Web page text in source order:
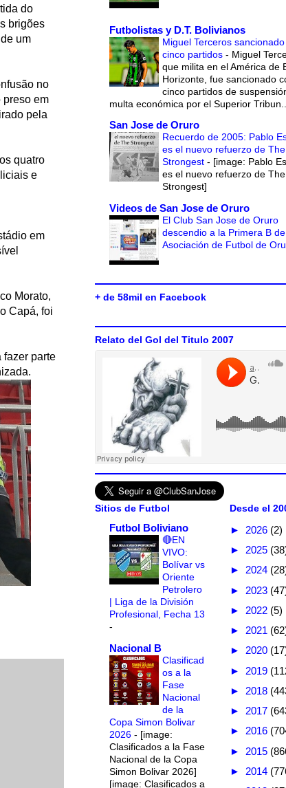
do
brigões
um
no
preso em
pela
quatro
e
em
Morato,
Capá, foi
fazer parte
Futbolistas y D.T. Bolivianos
Miguel Terceros
cinco partidos - Miguel
que milita en el América de
Horizonte, fue sancionado
cinco partidos de
multa económica por el Superior
San Jose de Oruro
Recuerdo de 2005: Pablo
es el nuevo refuerzo de The
Strongest - [image: Pablo
es el nuevo refuerzo de The
Strongest]
Videos de San Jose de Oruro
El Club San Jose de Oruro
descendio a la Primera B
Asociación de Futbol de
+ de 58mil en Facebook
Relato del Gol del Titulo 2007
Sitios de Futbol
Futbol Boliviano
🔴EN
VIVO:
Bolívar vs
Oriente
Petrolero
| Liga de la División
Profesional, Fecha 13
-
Nacional B
Clasificad
os a la
Fase
Nacional
de la
Copa Simon Bolivar
2026 - [image:
Clasificados a la Fase
Nacional de la Copa
Simon Bolivar 2026]
[image: Clasificados a
Desde el
► 2026 (2)
► 2025
► 2024
► 2023
► 2022 (5)
► 2021
► 2020
► 2019
► 2018
► 2017
► 2016
► 2015
► 2014